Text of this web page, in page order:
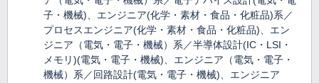
子・機械)、エンジニア(化学・素材・食品・化粧品)系／
プロセスエンジニア(化学・素材・食品・化粧品)、エン
ジニア（電気・電子・機械）系／半導体設計(IC・LSI・
メモリ)(電気・電子・機械)、エンジニア（電気・電子・
機械）系／回路設計(電気・電子・機械)、エンジニア